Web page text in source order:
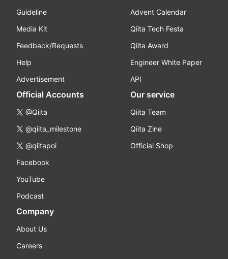
Guideline
Media Kit
Feedback/Requests
Help
Advertisement
Advent Calendar
Qiita Tech Festa
Qiita Award
Engineer White Paper
API
Official Accounts
@Qiita
@qiita_milestone
@qiitapoi
Facebook
YouTube
Podcast
Our service
Qiita Team
Qiita Zine
Official Shop
Company
About Us
Careers